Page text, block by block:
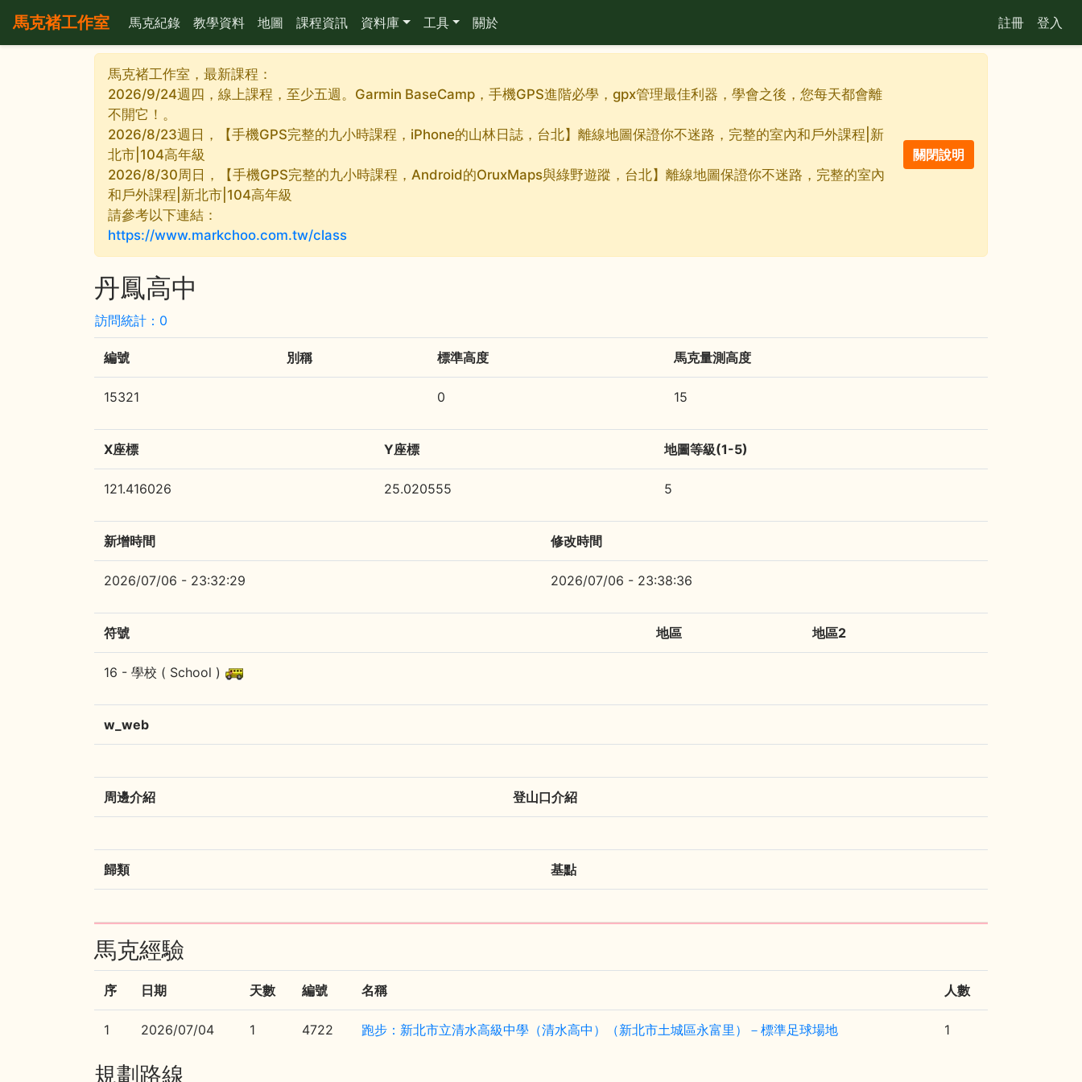
馬克褚工作室 馬克紀錄 教學資料 地圖 課程資訊 資料庫 工具 關於 註冊 登入
馬克褚工作室，最新課程：
2026/9/24週四，線上課程，至少五週。Garmin BaseCamp，手機GPS進階必學，gpx管理最佳利器，學會之後，您每天都會離
不開它！。
2026/8/23週日，【手機GPS完整的九小時課程，iPhone的山林日誌，台北】離線地圖保證你不迷路，完整的室內和戶外課程|新
北市|104高年級
2026/8/30周日，【手機GPS完整的九小時課程，Android的OruxMaps與綠野遊蹤，台北】離線地圖保證你不迷路，完整的室內
和戶外課程|新北市|104高年級
請參考以下連結：
https://www.markchoo.com.tw/class
丹鳳高中
訪問統計：0
編號 別稱 標準高度 馬克量測高度
15321 0 15
X座標 Y座標 地圖等級(1-5)
121.416026 25.020555 5
新增時間 修改時間
2026/07/06 - 23:32:29 2026/07/06 - 23:38:36
符號 地區 地區2
16 - 學校 ( School )
w_web
周邊介紹 登山口介紹
歸類 基點
馬克經驗
序 日期 天數 編號 名稱 人數
1 2026/07/04 1 4722 跑步：新北市立清水高級中學（清水高中）（新北市土城區永富里）－標準足球場地 1
規劃路線